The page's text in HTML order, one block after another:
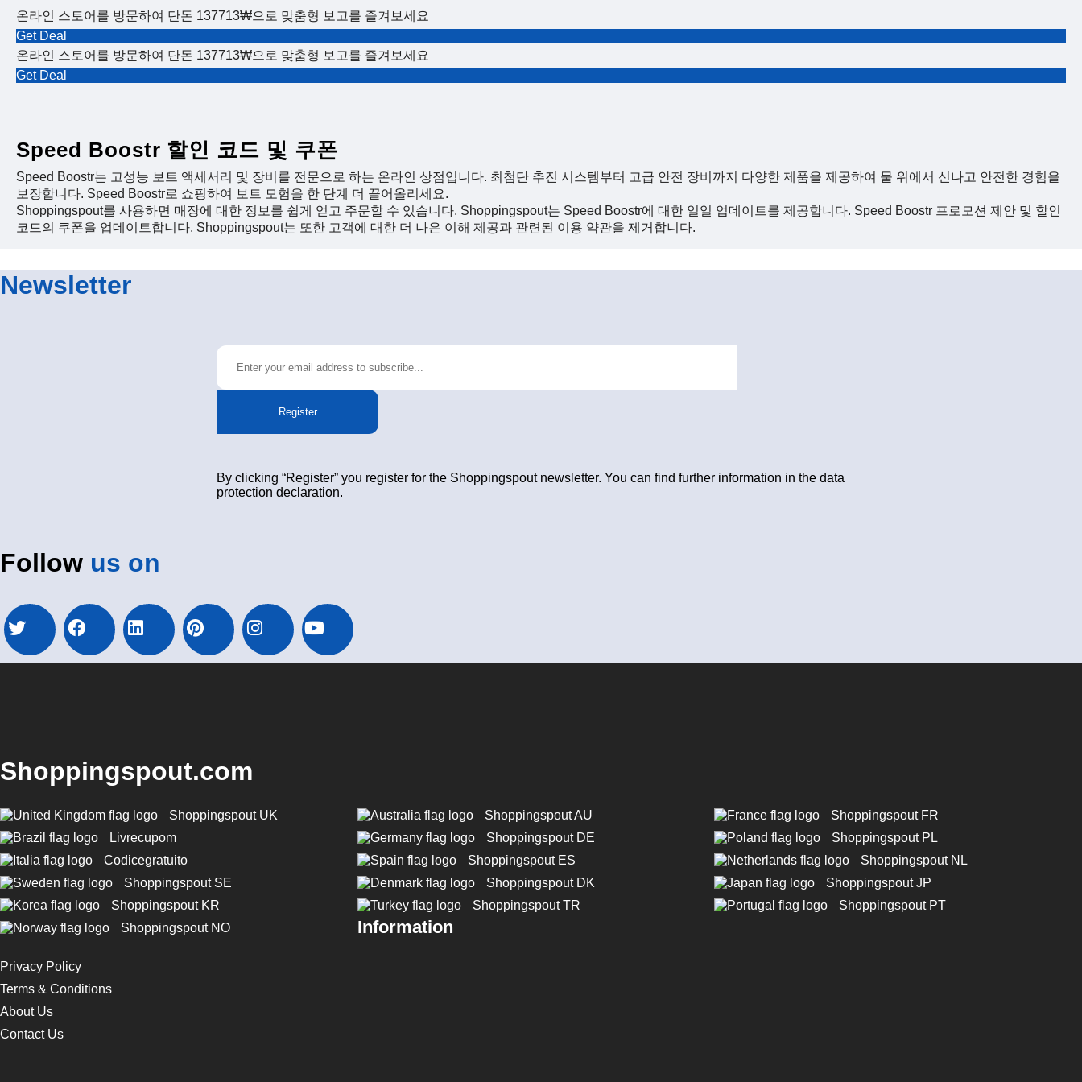
온라인 스토어를 방문하여 단돈 137713₩으로 맞춤형 보고를 즐겨보세요
Get Deal
온라인 스토어를 방문하여 단돈 137713₩으로 맞춤형 보고를 즐겨보세요
Get Deal
Speed Boostr 할인 코드 및 쿠폰
Speed ​​Boostr는 고성능 보트 액세서리 및 장비를 전문으로 하는 온라인 상점입니다. 최첨단 추진 시스템부터 고급 안전 장비까지 다양한 제품을 제공하여 물 위에서 신나고 안전한 경험을
보장합니다. Speed ​​Boostr로 쇼핑하여 보트 모험을 한 단계 더 끌어올리세요.
Shoppingspout를 사용하면 매장에 대한 정보를 쉽게 얻고 주문할 수 있습니다. Shoppingspout는 Speed ​​Boostr에 대한 일일 업데이트를 제공합니다. Speed ​​Boostr 프로모션 제안 및 할인
코드의 쿠폰을 업데이트합니다. Shoppingspout는 또한 고객에 대한 더 나은 이해 제공과 관련된 이용 약관을 제거합니다.
Newsletter
Register
By clicking “Register” you register for the Shoppingspout newsletter. You can find further information in the data
protection declaration.
Follow us on
Shoppingspout.com
Shoppingspout UK Shoppingspout AU
Shoppingspout FR
Livrecupom
Shoppingspout DE
Shoppingspout PL
Codicegratuito
Shoppingspout ES
Shoppingspout NL
Shoppingspout SE
Shoppingspout DK
Shoppingspout JP
Shoppingspout KR
Shoppingspout TR
Shoppingspout PT
Shoppingspout NO
Information
Privacy Policy
Terms & Conditions
About Us
Contact Us